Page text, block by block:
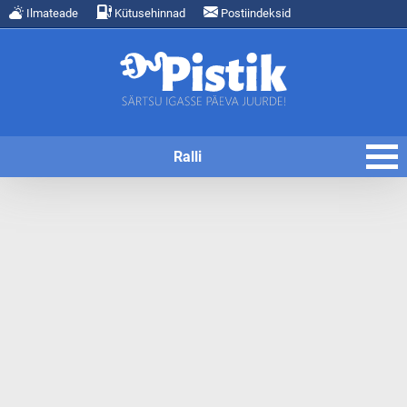
Ilmateade Kütusehinnad Postiindeksid
Ralli